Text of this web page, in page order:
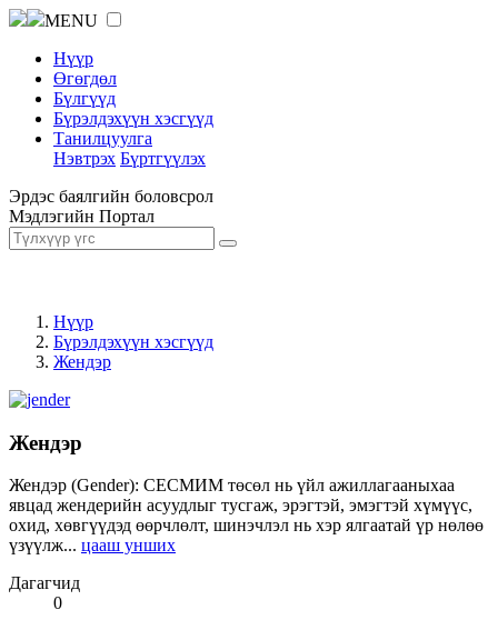
MENU
Нүүр
Өгөгдөл
Бүлгүүд
Бүрэлдэхүүн хэсгүүд
Танилцуулга
Нэвтрэх Бүртгүүлэх
Эрдэс баялгийн боловсрол
Мэдлэгийн Портал
Нүүр
Бүрэлдэхүүн хэсгүүд
Жендэр
Жендэр
Жендэр (Gender): СЕСМИМ төсөл нь үйл ажиллагааныхаа
явцад жендерийн асуудлыг тусгаж, эрэгтэй, эмэгтэй хүмүүс,
охид, хөвгүүдэд өөрчлөлт, шинэчлэл нь хэр ялгаатай үр нөлөө
үзүүлж... цааш унших
Дагагчид
0